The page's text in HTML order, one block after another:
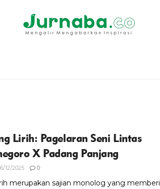
Lirih: Pagelaran Seni Lintas
X Padang Panjang
12/2025 0
merupakan sajian monolog yang memberi